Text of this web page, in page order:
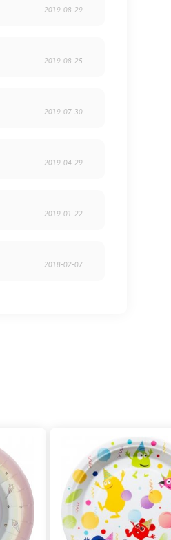
2019-08-29
2019-08-25
2019-07-30
2019-04-29
2019-01-22
2018-02-07